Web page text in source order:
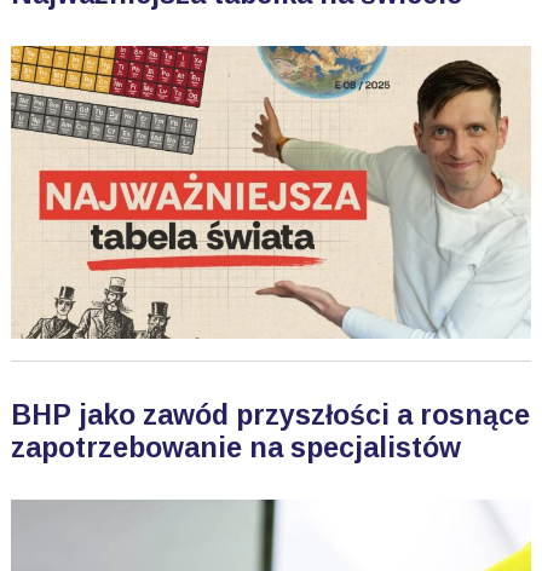
BHP jako zawód przyszłości a rosnące
zapotrzebowanie na specjalistów